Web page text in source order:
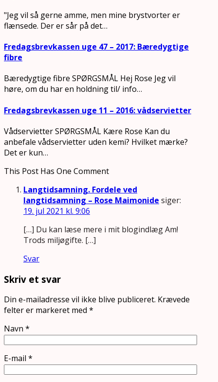
"Jeg vil så gerne amme, men mine brystvorter er
flænsede. Der er sår på det…
Fredagsbrevkassen uge 47 – 2017: Bæredygtige
fibre
Bæredygtige fibre SPØRGSMÅL Hej Rose Jeg vil
høre, om du har en holdning til/ info…
Fredagsbrevkassen uge 11 – 2016: vådservietter
Vådservietter SPØRGSMÅL Kære Rose Kan du
anbefale vådservietter uden kemi? Hvilket mærke?
Det er kun…
This Post Has One Comment
Langtidsamning. Fordele ved
langtidsamning – Rose Maimonide siger:
19. jul 2021 kl. 9:06
[…] Du kan læse mere i mit blogindlæg Am!
Trods miljøgifte. […]
Svar
Skriv et svar
Din e-mailadresse vil ikke blive publiceret. Krævede
felter er markeret med *
Navn *
E-mail *